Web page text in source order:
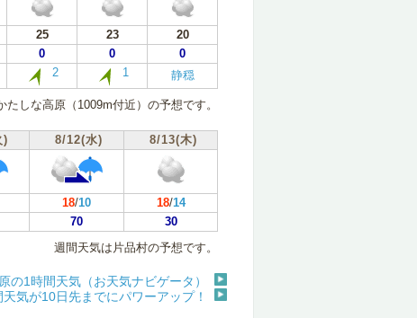
25 23
20
0 0
0
2 1 静穏
たしな高原（1009m付近）の予想です。
) 8/12(水) 8/13(木)
18/10 18/14
70
30
週間天気は片品村の予想です。
の1時間天気（お天気ナビゲータ）
天気が10日先までにパワーアップ！